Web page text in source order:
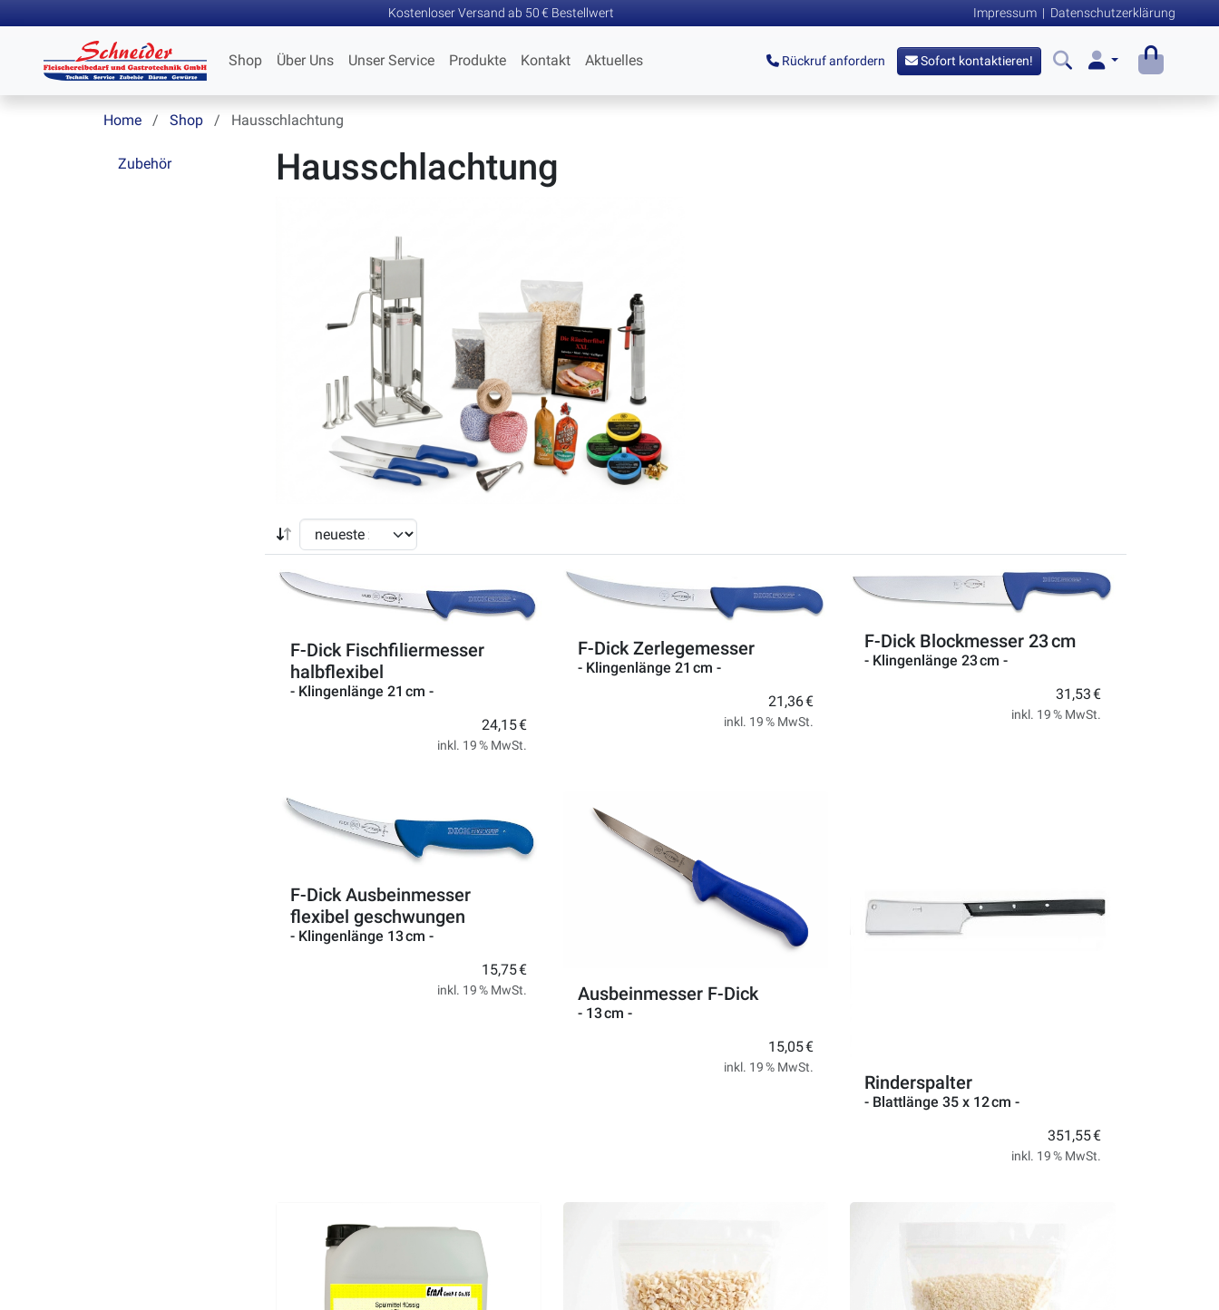
Kostenloser Versand ab 50 € Bestellwert Impressum | Datenschutzerklärung
Shop Über Uns Unser Service Produkte Kontakt Aktuelles Rückruf anfordern Sofort kontaktieren!
Home Shop Hausschlachtung
Zubehör Hausschlachtung
F-Dick Fischfiliermesser
halbflexibel
- Klingenlänge 21 cm -
24,15 €
inkl. 19 % MwSt.
F-Dick Zerlegemesser
- Klingenlänge 21 cm -
21,36 €
inkl. 19 % MwSt.
F-Dick Blockmesser 23 cm
- Klingenlänge 23 cm -
31,53 €
inkl. 19 % MwSt.
F-Dick Ausbeinmesser
flexibel geschwungen
- Klingenlänge 13 cm -
15,75 €
inkl. 19 % MwSt. Ausbeinmesser F-Dick
- 13 cm -
15,05 €
inkl. 19 % MwSt.
Rinderspalter
- Blattlänge 35 x 12 cm -
351,55 €
inkl. 19 % MwSt.